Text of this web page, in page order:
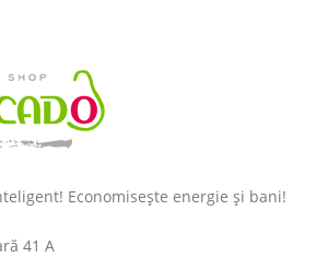
Economisește energie și bani!
41 A